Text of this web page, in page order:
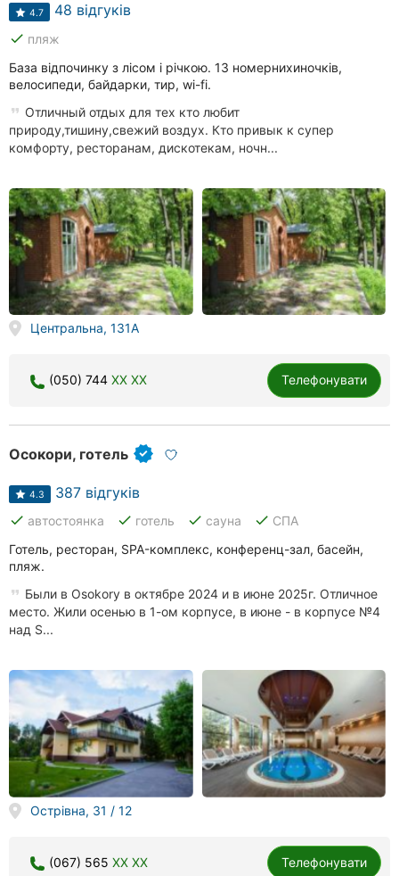
4.7 48 відгуків
done пляж
База відпочинку з лісом і річкою. 13 номернихиночків,
велосипеди, байдарки, тир, wi-fi.
Отличный отдых для тех кто любит
природу,тишину,свежий воздух. Кто привык к супер
комфорту, ресторанам, дискотекам, ночн...
Центральна, 131А
(050) 744 XX XX Телефонувати
Осокори, готель
4.3 387 відгуків
done автостоянка done готель done сауна done СПА
Готель, ресторан, SPA-комплекс, конференц-зал, басейн,
пляж.
Были в Osokory в октябре 2024 и в июне 2025г. Отличное
место. Жили осенью в 1-ом корпусе, в июне - в корпусе №4
над S...
Острівна, 31 / 12
(067) 565 XX XX Телефонувати